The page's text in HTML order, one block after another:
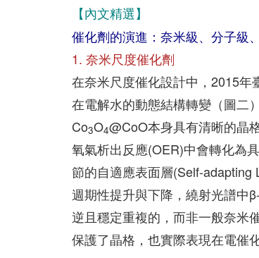
【內文精選】
催化劑的演進：奈米級、分子級
1. 奈米尺度催化劑
在奈米尺度催化設計中，2015
在電解水的動態結構轉變（圖二
Co3O4@CoO本身具有清晰的晶
氧氣析出反應(OER)中會轉化為
節的自適應表面層(Self-
週期性提升與下降，繞射光譜中
逆且穩定重複的，而非一般奈米
保護了晶格，也實際表現在電催